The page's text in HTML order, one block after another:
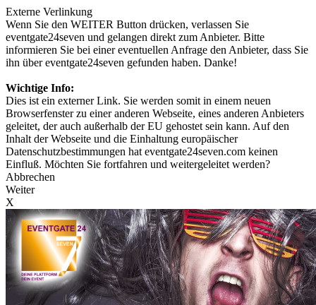
Externe Verlinkung
Wenn Sie den WEITER Button drücken, verlassen Sie
eventgate24seven und gelangen direkt zum Anbieter. Bitte
informieren Sie bei einer eventuellen Anfrage den Anbieter, dass Sie
ihn über eventgate24seven gefunden haben. Danke!
Wichtige Info:
Dies ist ein externer Link. Sie werden somit in einem neuen
Browserfenster zu einer anderen Webseite, eines anderen Anbieters
geleitet, der auch außerhalb der EU gehostet sein kann. Auf den
Inhalt der Webseite und die Einhaltung europäischer
Datenschutzbestimmungen hat eventgate24seven.com keinen
Einfluß. Möchten Sie fortfahren und weitergeleitet werden?
Abbrechen
Weiter
X